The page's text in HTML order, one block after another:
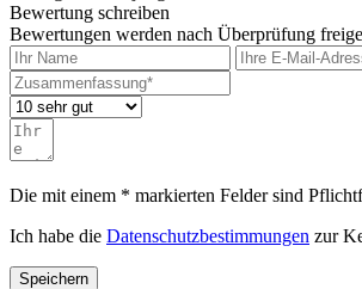
Bewertung schreiben
Bewertungen werden nach Überprüfung
Die mit einem * markierten Felder sind
Ich habe die Datenschutzbestimmungen zur
Speichern